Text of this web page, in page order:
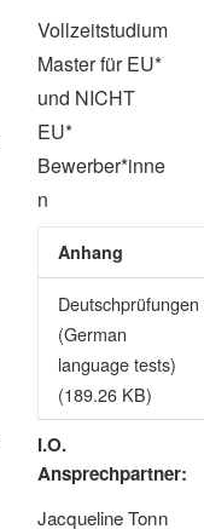
Vollzeitstudium
Master für EU*
und NICHT
EU*
Bewerber*inne
n
Anhang
Deutschprüfungen
(German
language tests)
(189.26 KB)
I.O.
Ansprechpartner
Jacqueline Tonn